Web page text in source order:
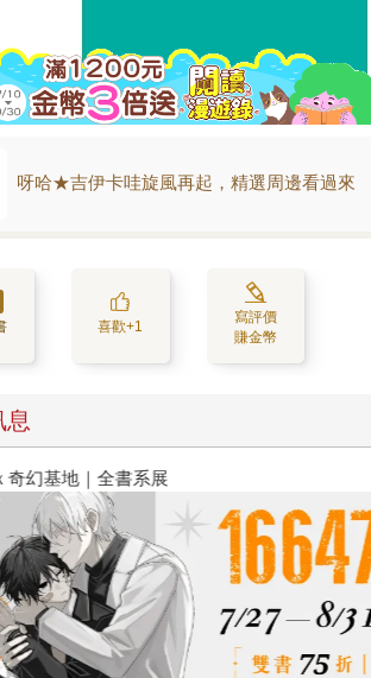
呀哈★吉伊卡哇旋風再起，精選周邊看過來
喜歡+1
寫評價
賺金幣
息
奇幻基地｜全書系展